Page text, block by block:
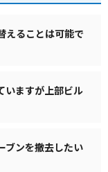
ることは可能で
いますが上部ビル
ブンを撤去したい